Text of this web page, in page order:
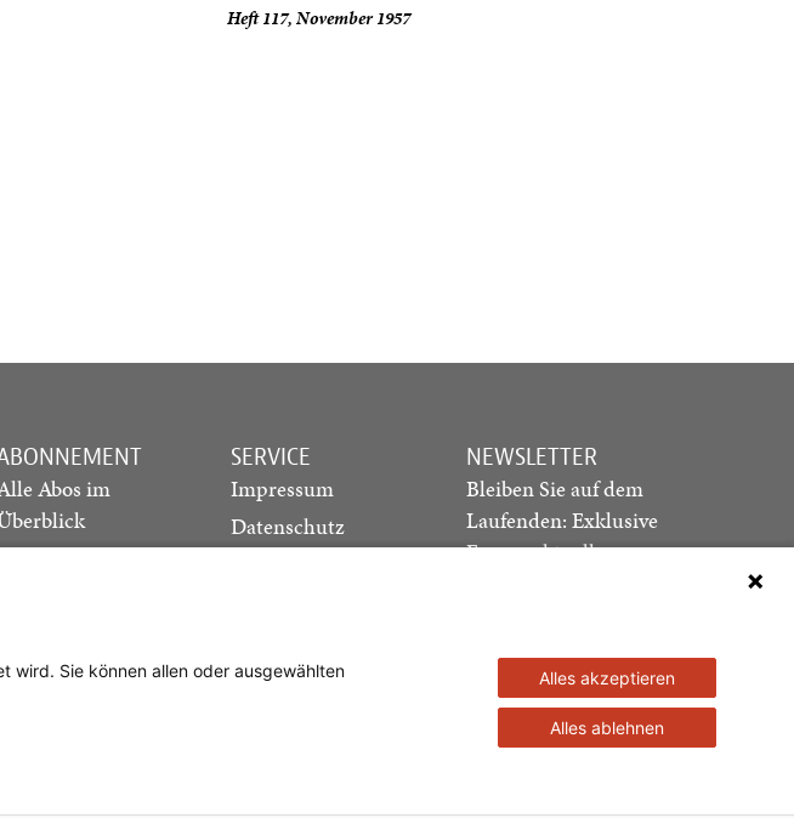
Heft 117, November 1957
Abos im
Abo
Abo
SERVICE
Impressum
Datenschutz
NEWSLETTER
Bleiben Sie auf dem
Laufenden: Exklusive
Essays, aktuelle
Newsletter abonnieren
wird. Sie können allen oder ausgewählten
Alles akzeptieren
Alles ablehnen